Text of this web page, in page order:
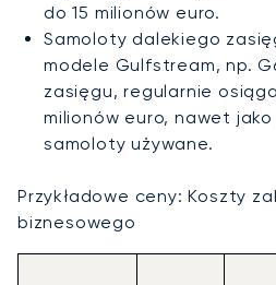
do 15 milionów euro.
Samoloty dalekiego
modele Gulfstream, np.
zasięgu, regularnie
milionów euro, nawet
samoloty używane.
Przykładowe ceny: Koszty
biznesowego